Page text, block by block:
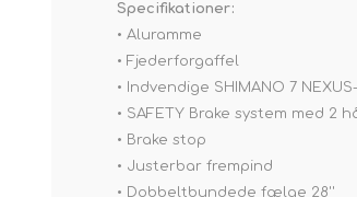
Specifikationer:
• Aluramme
• Fjederforgaffel
• Indvendige SHIMANO 7
• SAFETY Brake system med 2
• Brake stop
• Justerbar frempind
• Dobbeltbundede fælge 28''